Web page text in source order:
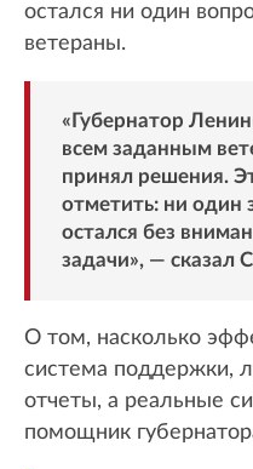
остался ни один
ветераны.
«Губернатор
всем заданным
принял решения.
отметить: ни один
остался без
задачи», — сказал
О том, насколько
система поддержки,
отчеты, а реальные
помощник